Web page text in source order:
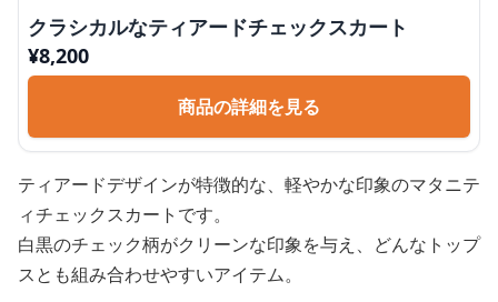
クラシカルなティアードチェックスカート
¥8,200
商品の詳細を見る
ティアードデザインが特徴的な、軽やかな印象のマタニテ
ィチェックスカートです。
白黒のチェック柄がクリーンな印象を与え、どんなトップ
スとも組み合わせやすいアイテム。